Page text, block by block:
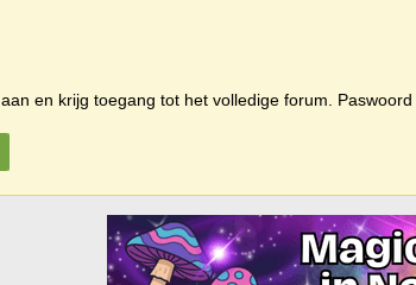
aan en krijg toegang tot het volledige forum.